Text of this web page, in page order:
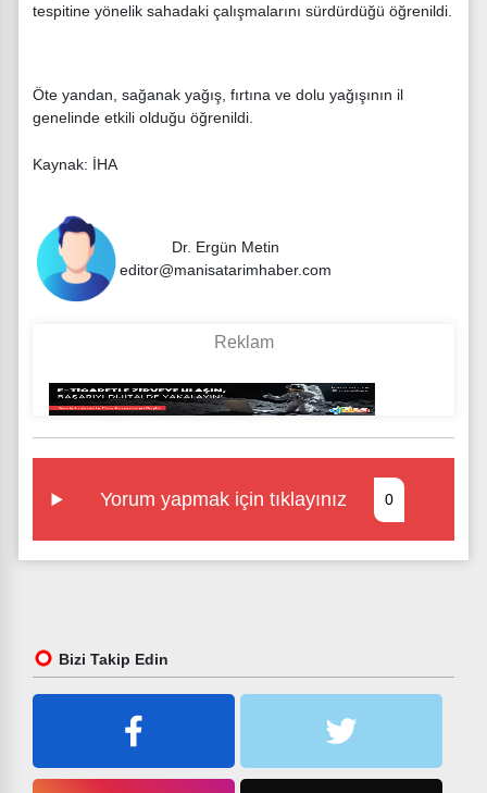
tespitine yönelik sahadaki çalışmalarını sürdürdüğü öğrenildi.
Öte yandan, sağanak yağış, fırtına ve dolu yağışının il
genelinde etkili olduğu öğrenildi.
Kaynak: İHA
Dr. Ergün Metin
editor@manisatarimhaber.com
Yorum yapmak için tıklayınız 0
Bizi Takip Edin